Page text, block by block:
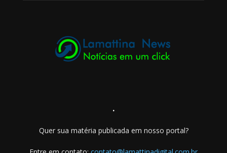
.
Quer sua matéria publicada em nosso portal?